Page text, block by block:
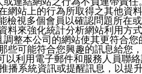
網站上的行為所取得之其他資
視多個會員以確認問題所在或
料來強化統計分析網站利用方
整本公司的網站使其更符合您
些可能符合您興趣的訊息給您
利用電子郵件和服務人員聯絡
播系統資訊或提醒訊息，以提